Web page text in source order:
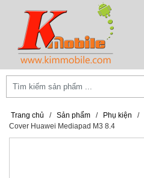
Trang chủ / Sản phẩm / Phụ kiện /
Cover Huawei Mediapad M3 8.4